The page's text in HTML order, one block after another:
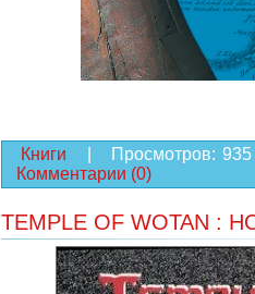
Книги Просмотров: 935
Комментарии (0)
TEMPLE OF WOTAN :